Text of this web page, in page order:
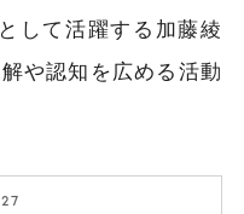
して活躍する加藤綾
や認知を広める活動